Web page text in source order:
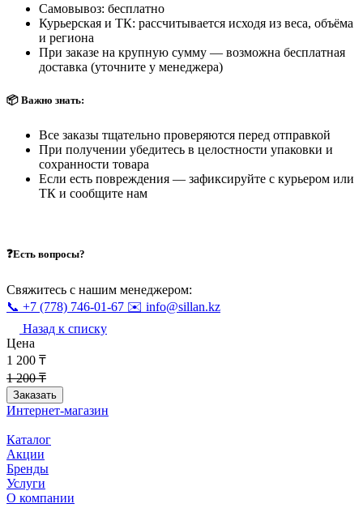
Самовывоз: бесплатно
Курьерская и ТК: рассчитывается исходя из веса, объёма
и региона
При заказе на крупную сумму — возможна бесплатная
доставка (уточните у менеджера)
📦 Важно знать:
Все заказы тщательно проверяются перед отправкой
При получении убедитесь в целостности упаковки и
сохранности товара
Если есть повреждения — зафиксируйте с курьером или
ТК и сообщите нам
❓Есть вопросы?
Свяжитесь с нашим менеджером:
📞 +7 (778) 746-01-67 ✉️ info@sillan.kz
Назад к списку
Цена
1 200 ₸
1 200 ₸
Заказать
Интернет-магазин
Каталог
Акции
Бренды
Услуги
О компании